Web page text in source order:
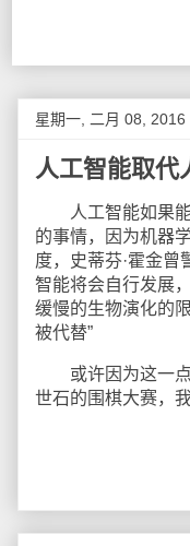
星期一, 二月 08, 2016
人工智能取代
人工智能如果能
的事情，因为机器
度，史蒂芬·霍金曾
智能将会自行发展
缓慢的生物演化的
被代替”
或许因为这一点
世石的围棋大赛，